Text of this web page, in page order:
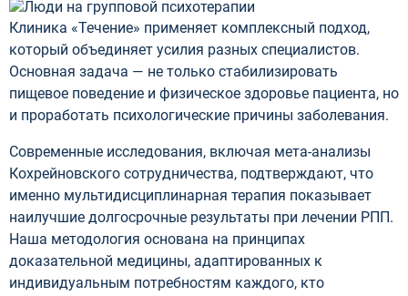
Клиника «Течение» применяет комплексный подход,
который объединяет усилия разных специалистов.
Основная задача — не только стабилизировать
пищевое поведение и физическое здоровье пациента, но
и проработать психологические причины заболевания.
Современные исследования, включая мета-анализы
Кохрейновского сотрудничества, подтверждают, что
именно мультидисциплинарная терапия показывает
наилучшие долгосрочные результаты при лечении РПП.
Наша методология основана на принципах
доказательной медицины, адаптированных к
индивидуальным потребностям каждого, кто